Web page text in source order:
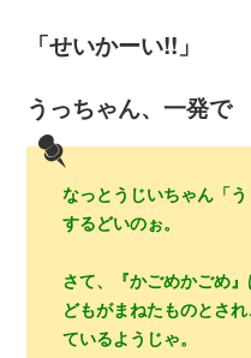
「せいかーい!!」
うっちゃん、一発で
なっとうじいちゃん「う
するどいのぉ。
さて、『かごめかごめ
どもがまねたものとさ
ているようじゃ。